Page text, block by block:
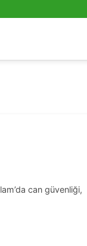
can güvenliği,